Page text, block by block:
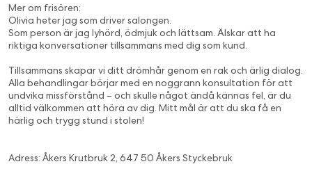
Mer om frisören:
Olivia heter jag som driver salongen.
Som person är jag lyhörd, ödmjuk och lättsam. Älskar att ha
riktiga konversationer tillsammans med dig som kund.
Tillsammans skapar vi ditt drömhår genom en rak och ärlig dialog.
Alla behandlingar börjar med en noggrann konsultation för att
undvika missförstånd – och skulle något ändå kännas fel, är du
alltid välkommen att höra av dig. Mitt mål är att du ska få en
härlig och trygg stund i stolen!
Adress: Åkers Krutbruk 2, 647 50 Åkers Styckebruk